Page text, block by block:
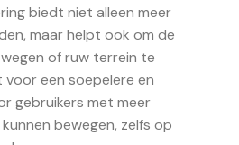
biedt niet alleen meer
maar helpt ook om de
of ruw terrein te
een soepelere en
gebruikers met meer
bewegen, zelfs op